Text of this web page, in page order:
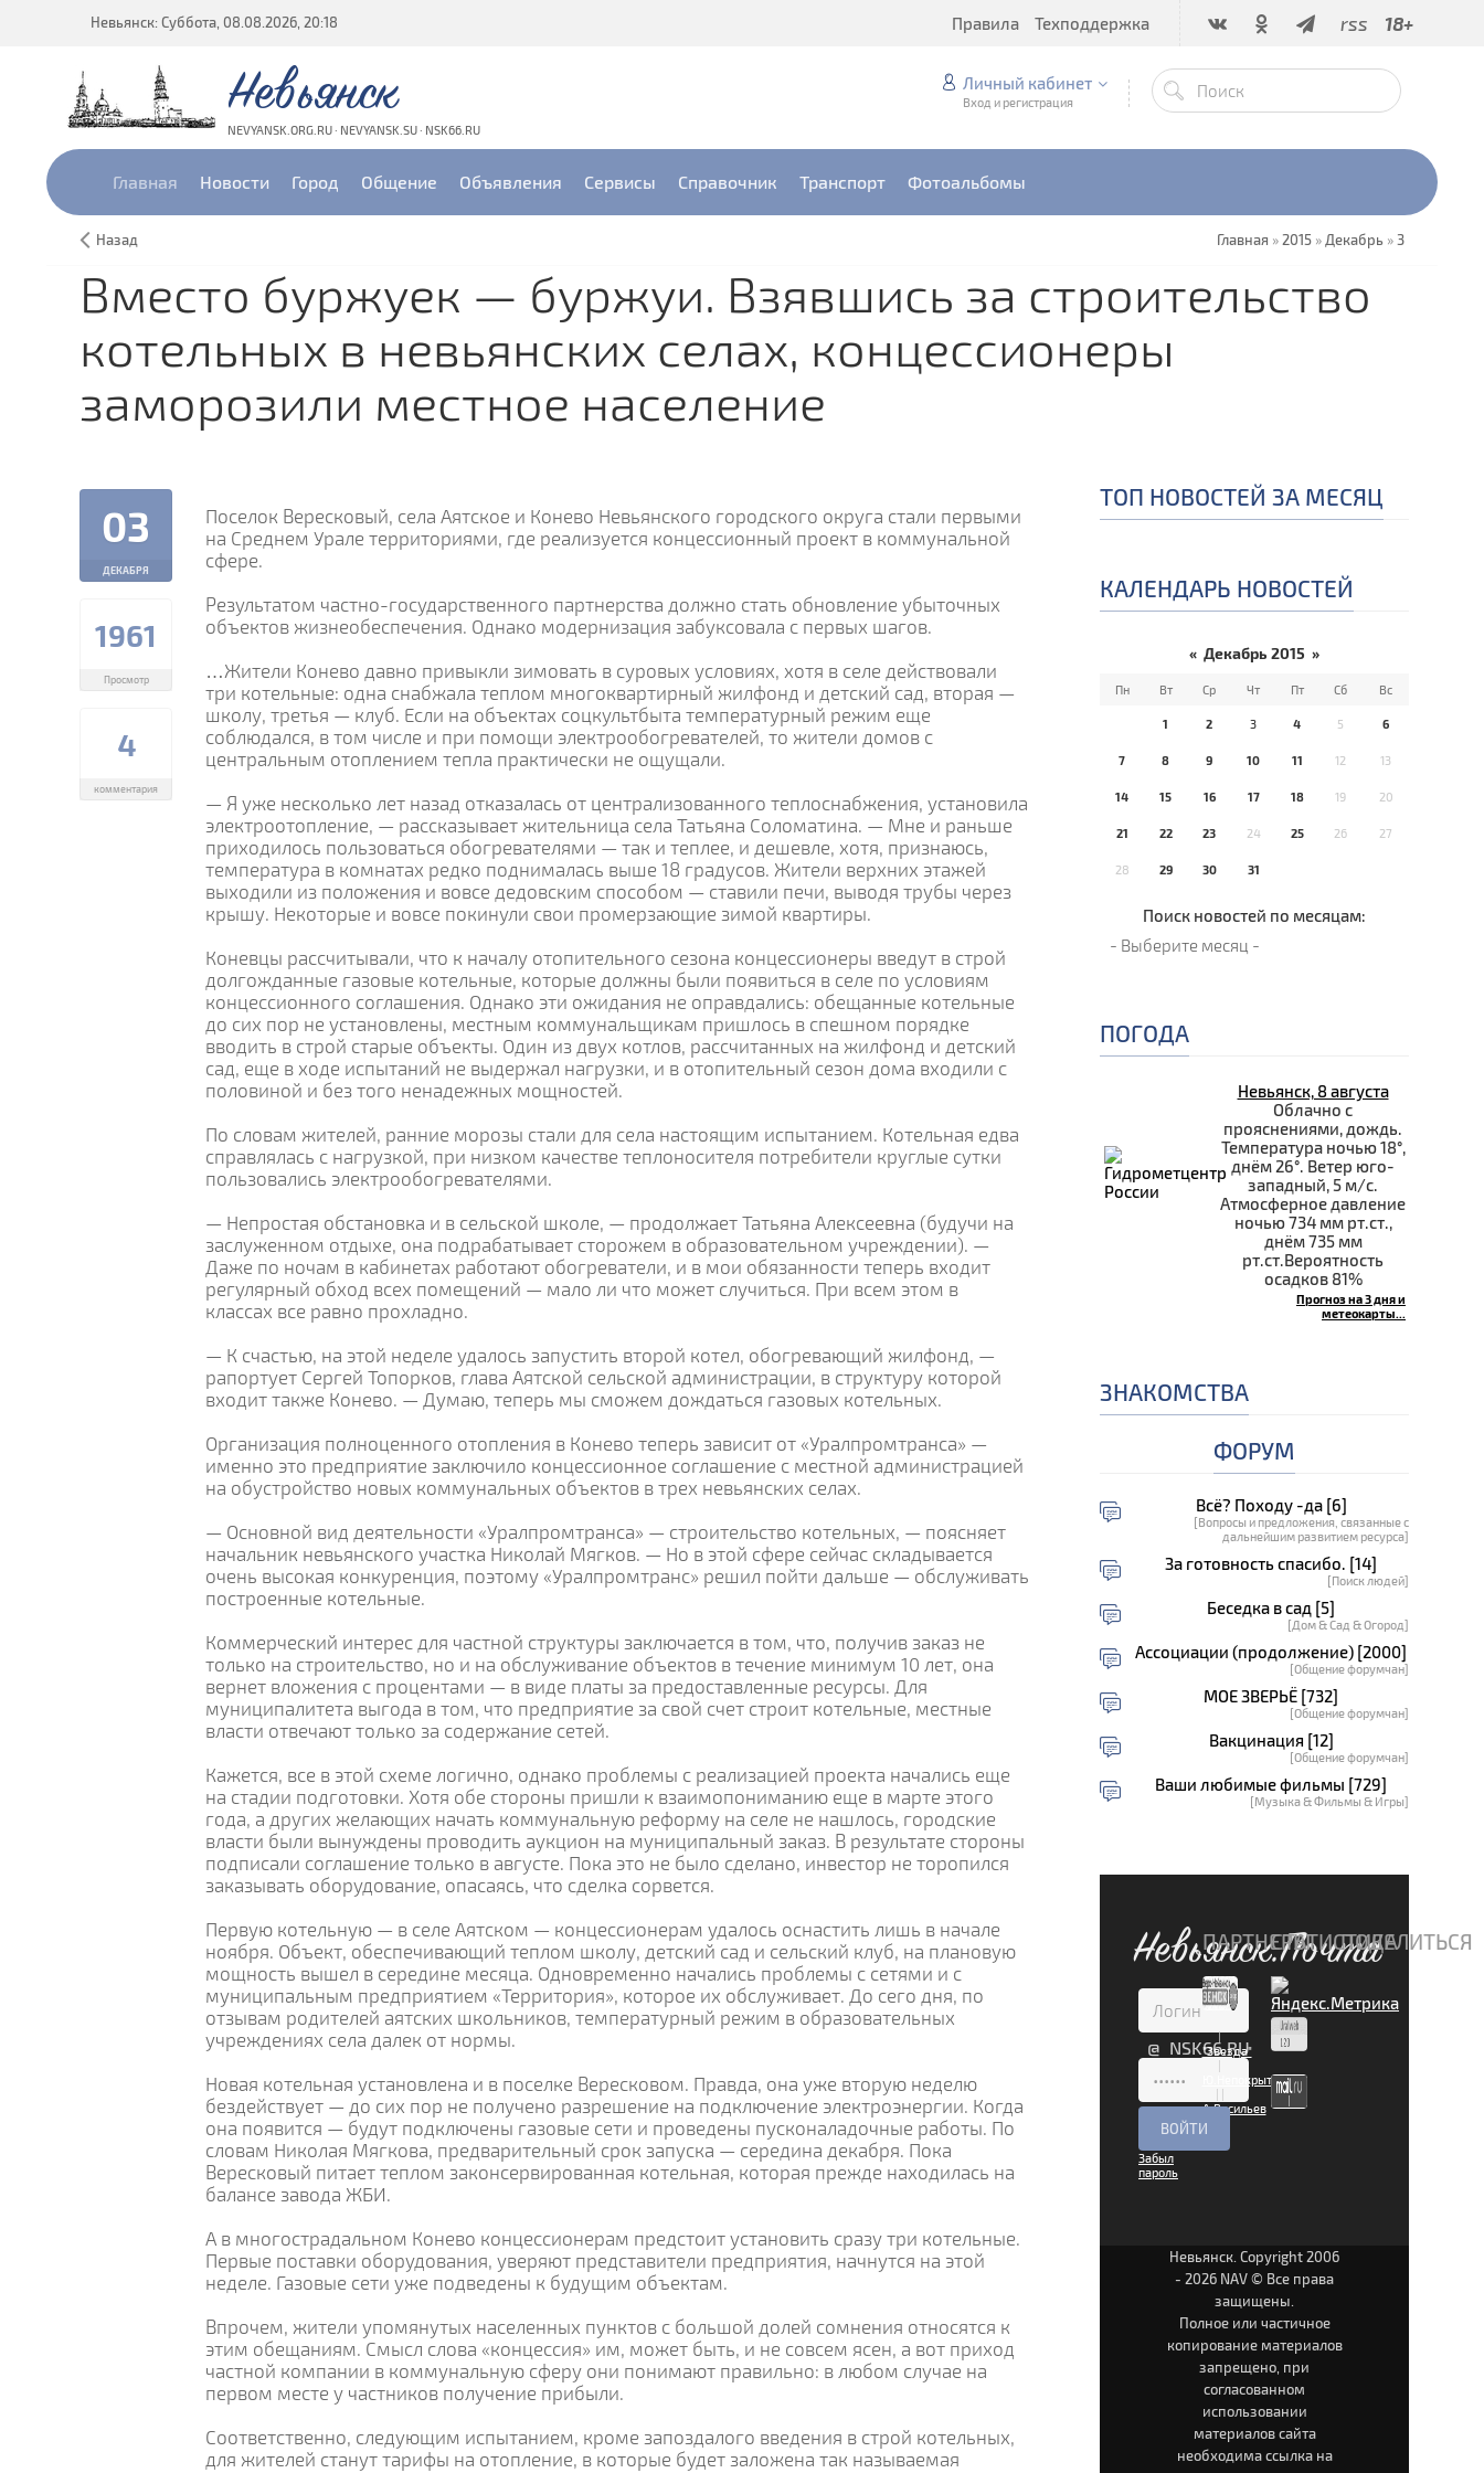
Невьянск: Суббота, 08.08.2026, 20:18 rss 18+
Правила Техподдержка
Невьянск
NEVYANSK.ORG.RU · NEVYANSK.SU · NSK66.RU
Личный кабинет
Вход и регистрация
Главная Новости Город Общение Объявления Сервисы Справочник Транспорт Фотоальбомы
Назад Главная » 2015 » Декабрь » 3
Вместо буржуек — буржуи. Взявшись за строительство
котельных в невьянских селах, концессионеры
заморозили местное население
03
ДЕКАБРЯ
1961
Просмотр
4
комментария
Поселок Вересковый, села Аятское и Конево Невьянского городского округа стали первыми
на Среднем Урале территориями, где реализуется концессионный проект в коммунальной
сфере.
Результатом частно-государственного партнерства должно стать обновление убыточных
объектов жизнеобеспечения. Однако модернизация забуксовала с первых шагов.
…Жители Конево давно привыкли зимовать в суровых условиях, хотя в селе действовали
три котельные: одна снабжала теплом многоквартирный жилфонд и детский сад, вторая —
школу, третья — клуб. Если на объектах соцкультбыта температурный режим еще
соблюдался, в том числе и при помощи электрообогревателей, то жители домов с
центральным отоплением тепла практически не ощущали.
— Я уже несколько лет назад отказалась от централизованного теплоснабжения, установила
электроотопление, — рассказывает жительница села Татьяна Соломатина. — Мне и раньше
приходилось пользоваться обогревателями — так и теплее, и дешевле, хотя, признаюсь,
температура в комнатах редко поднималась выше 18 градусов. Жители верхних этажей
выходили из положения и вовсе дедовским способом — ставили печи, выводя трубы через
крышу. Некоторые и вовсе покинули свои промерзающие зимой квартиры.
Коневцы рассчитывали, что к началу отопительного сезона концессионеры введут в строй
долгожданные газовые котельные, которые должны были появиться в селе по условиям
концессионного соглашения. Однако эти ожидания не оправдались: обещанные котельные
до сих пор не установлены, местным коммунальщикам пришлось в спешном порядке
вводить в строй старые объекты. Один из двух котлов, рассчитанных на жилфонд и детский
сад, еще в ходе испытаний не выдержал нагрузки, и в отопительный сезон дома входили с
половиной и без того ненадежных мощностей.
По словам жителей, ранние морозы стали для села настоящим испытанием. Котельная едва
справлялась с нагрузкой, при низком качестве теплоносителя потребители круглые сутки
пользовались электрообогревателями.
— Непростая обстановка и в сельской школе, — продолжает Татьяна Алексеевна (будучи на
заслуженном отдыхе, она подрабатывает сторожем в образовательном учреждении). —
Даже по ночам в кабинетах работают обогреватели, и в мои обязанности теперь входит
регулярный обход всех помещений — мало ли что может случиться. При всем этом в
классах все равно прохладно.
— К счастью, на этой неделе удалось запустить второй котел, обогревающий жилфонд, —
рапортует Сергей Топорков, глава Аятской сельской администрации, в структуру которой
входит также Конево. — Думаю, теперь мы сможем дождаться газовых котельных.
Организация полноценного отопления в Конево теперь зависит от «Уралпромтранса» —
именно это предприятие заключило концессионное соглашение с местной администрацией
на обустройство новых коммунальных объектов в трех невьянских селах.
— Основной вид деятельности «Уралпромтранса» — строительство котельных, — поясняет
начальник невьянского участка Николай Мягков. — Но в этой сфере сейчас складывается
очень высокая конкуренция, поэтому «Уралпромтранс» решил пойти дальше — обслуживать
построенные котельные.
Коммерческий интерес для частной структуры заключается в том, что, получив заказ не
только на строительство, но и на обслуживание объектов в течение минимум 10 лет, она
вернет вложения с процентами — в виде платы за предоставленные ресурсы. Для
муниципалитета выгода в том, что предприятие за свой счет строит котельные, местные
власти отвечают только за содержание сетей.
Кажется, все в этой схеме логично, однако проблемы с реализацией проекта начались еще
на стадии подготовки. Хотя обе стороны пришли к взаимопониманию еще в марте этого
года, а других желающих начать коммунальную реформу на селе не нашлось, городские
власти были вынуждены проводить аукцион на муниципальный заказ. В результате стороны
подписали соглашение только в августе. Пока это не было сделано, инвестор не торопился
заказывать оборудование, опасаясь, что сделка сорвется.
Первую котельную — в селе Аятском — концессионерам удалось оснастить лишь в начале
ноября. Объект, обеспечивающий теплом школу, детский сад и сельский клуб, на плановую
мощность вышел в середине месяца. Одновременно начались проблемы с сетями и с
муниципальным предприятием «Территория», которое их обслуживает. До сего дня, по
отзывам родителей аятских школьников, температурный режим в образовательных
учреждениях села далек от нормы.
Новая котельная установлена и в поселке Вересковом. Правда, она уже вторую неделю
бездействует — до сих пор не получено разрешение на подключение электроэнергии. Когда
она появится — будут подключены газовые сети и проведены пусконаладочные работы. По
словам Николая Мягкова, предварительный срок запуска — середина декабря. Пока
Вересковый питает теплом законсервированная котельная, которая прежде находилась на
балансе завода ЖБИ.
А в многострадальном Конево концессионерам предстоит установить сразу три котельные.
Первые поставки оборудования, уверяют представители предприятия, начнутся на этой
неделе. Газовые сети уже подведены к будущим объектам.
Впрочем, жители упомянутых населенных пунктов с большой долей сомнения относятся к
этим обещаниям. Смысл слова «концессия» им, может быть, и не совсем ясен, а вот приход
частной компании в коммунальную сферу они понимают правильно: в любом случае на
первом месте у частников получение прибыли.
Соответственно, следующим испытанием, кроме запоздалого введения в строй котельных,
для жителей станут тарифы на отопление, в которые будет заложена так называемая
ТОП НОВОСТЕЙ ЗА МЕСЯЦ
КАЛЕНДАРЬ НОВОСТЕЙ
« Декабрь 2015 »
Пн Вт Ср Чт Пт Сб Вс
1 2 3 4 5 6
7 8 9 10 11 12 13
14 15 16 17 18 19 20
21 22 23 24 25 26 27
28 29 30 31
Поиск новостей по месяцам:
ПОГОДА
Невьянск, 8 августа
Облачно с
прояснениями, дождь.
Температура ночью 18°,
днём 26°. Ветер юго-
западный, 5 м/с.
Атмосферное давление
ночью 734 мм рт.ст.,
днём 735 мм
рт.ст.Вероятность
осадков 81%
Прогноз на 3 дня и
метеокарты...
ЗНАКОМСТВА
ФОРУМ
Всё? Походу -да [6]
[Вопросы и предложения, связанные с
дальнейшим развитием ресурса]
За готовность спасибо. [14]
[Поиск людей]
Беседка в сад [5]
[Дом & Сад & Огород]
Ассоциации (продолжение) [2000]
[Общение форумчан]
МОЕ ЗВЕРЬЁ [732]
[Общение форумчан]
Вакцинация [12]
[Общение форумчан]
Ваши любимые фильмы [729]
[Музыка & Фильмы & Игры]
Невьянск.Почта
@ NSK66.RU
Забыл
пароль
ПАРТНЕРЫ
|
"Звезда"
|
Ю.Непокрытая
| |
А.Васильев
СТАТИСТИКАПОДЕЛИТЬСЯ
Невьянск. Copyright 2006
- 2026 NAV © Все права
защищены.
Полное или частичное
копирование материалов
запрещено, при
согласованном
использовании
материалов сайта
необходима ссылка на